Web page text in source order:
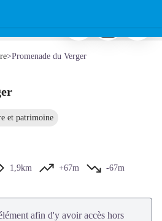
- Teddy Verneuil/AD04
Voir l'image en plein écran
>Promenade du Verger
et patrimoine
1,9km +67m
-67m
afin d'y avoir accès hors